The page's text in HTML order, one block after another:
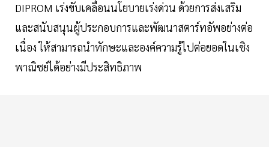
DIPROM เร่งขับเคลื่อนนโยบายเร่งด่วน ด้วยการส่งเสริม
และสนับสนุนผู้ประกอบการและพัฒนาสตาร์ทอัพอย่างต่อ
เนื่อง ให้สามารถนำทักษะและองค์ความรู้ไปต่อยอดในเชิง
พาณิชย์ได้อย่างมีประสิทธิภาพ